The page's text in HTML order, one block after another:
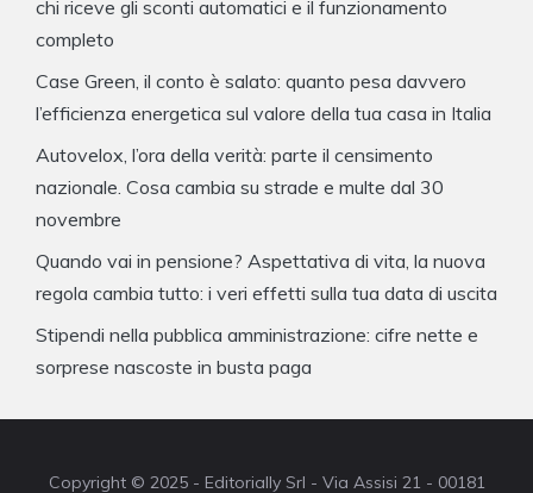
chi riceve gli sconti automatici e il funzionamento
completo
Case Green, il conto è salato: quanto pesa davvero
l’efficienza energetica sul valore della tua casa in Italia
Autovelox, l’ora della verità: parte il censimento
nazionale. Cosa cambia su strade e multe dal 30
novembre
Quando vai in pensione? Aspettativa di vita, la nuova
regola cambia tutto: i veri effetti sulla tua data di uscita
Stipendi nella pubblica amministrazione: cifre nette e
sorprese nascoste in busta paga
Copyright © 2025 - Editorially Srl - Via Assisi 21 - 00181